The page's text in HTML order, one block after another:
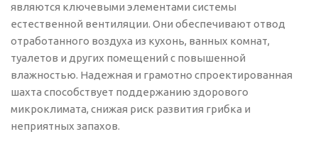
являются ключевыми элементами системы
естественной вентиляции. Они обеспечивают отвод
отработанного воздуха из кухонь, ванных комнат,
туалетов и других помещений с повышенной
влажностью. Надежная и грамотно спроектированная
шахта способствует поддержанию здорового
микроклимата, снижая риск развития грибка и
неприятных запахов.